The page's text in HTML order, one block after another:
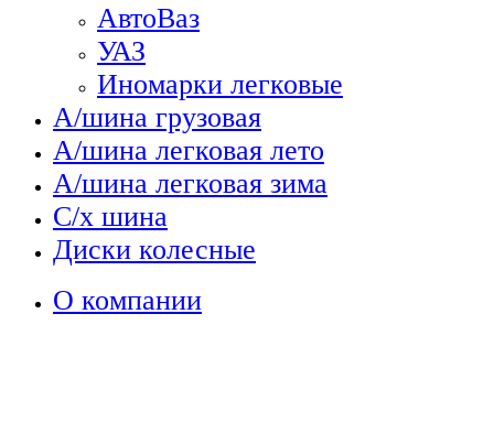
АвтоВаз
УАЗ
Иномарки легковые
А/шина грузовая
А/шина легковая лето
А/шина легковая зима
С/х шина
Диски колесные
О компании